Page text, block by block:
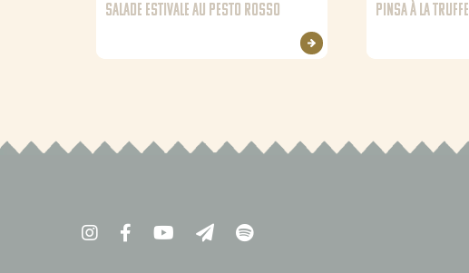
SALADE ESTIVALE AU PESTO ROSSO PINSA À LA TRUFFE